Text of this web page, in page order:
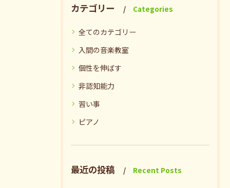
カテゴリー Categories
全てのカテゴリー
入間の音楽教室
個性を伸ばす
非認知能力
習い事
ピアノ
最近の投稿 Recent Posts